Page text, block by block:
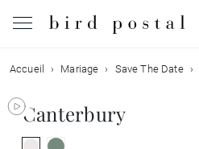
Mariage
Naissance
Accueil Mariage Save The Date
Canterbury